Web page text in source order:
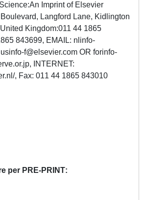
Imprint of Elsevier
Langford Lane, Kidlington
Kingdom:011 44 1865
843699, EMAIL: nlinfo-
usinfo-f@elsevier.com OR forinfo-
, INTERNET:
per PRE-PRINT